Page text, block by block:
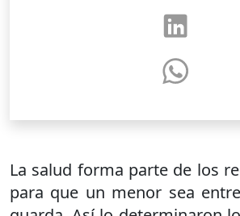
La salud forma parte de los
para que un menor sea